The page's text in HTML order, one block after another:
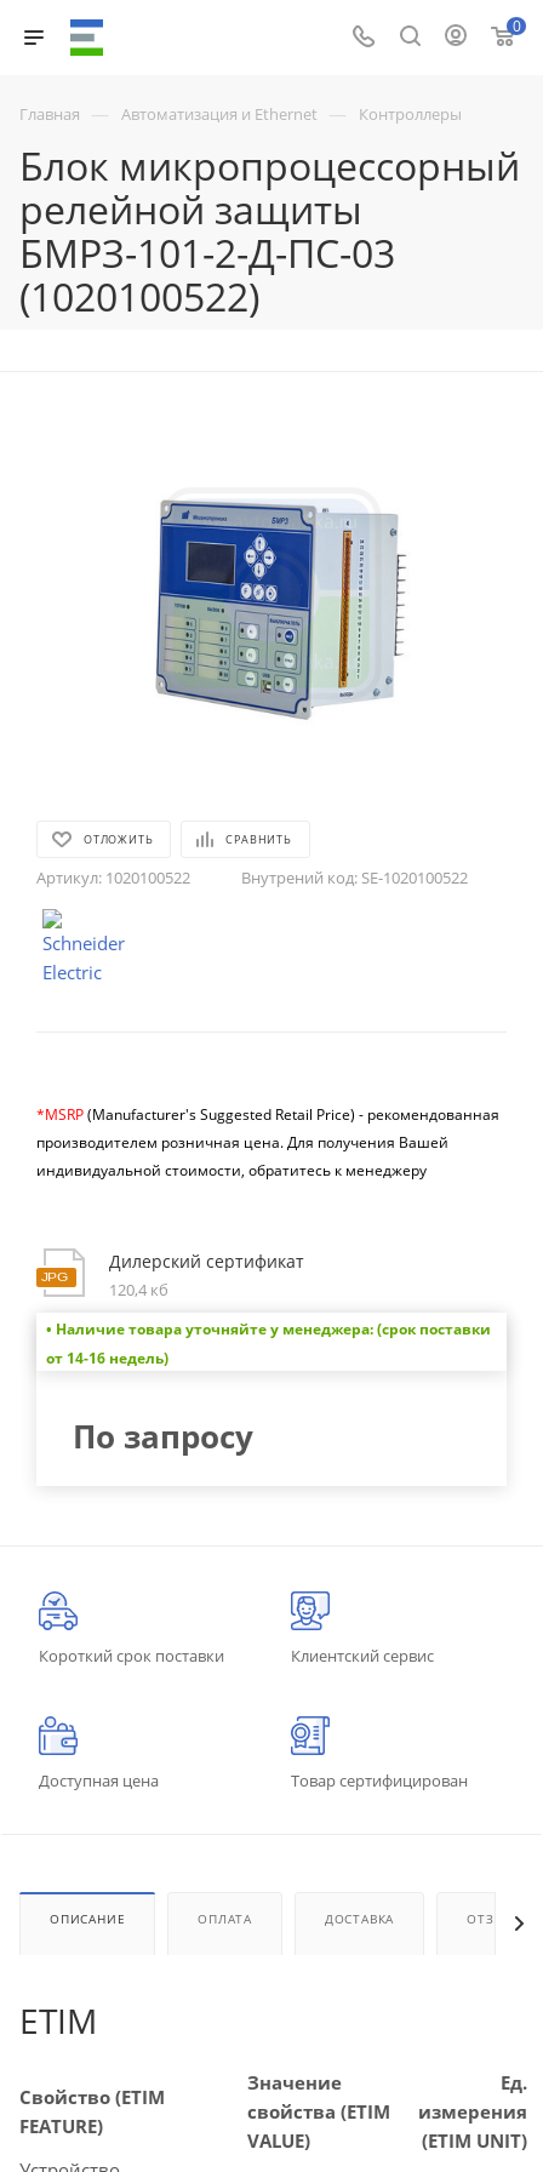
0
Главная — Автоматизация и Ethernet — Контроллеры
Блок микропроцессорный
релейной защиты
БМРЗ-101-2-Д-ПС-03
(1020100522)
ОТЛОЖИТЬ СРАВНИТЬ
Артикул: 1020100522 Внутрений код: SE-1020100522
*MSRP(Manufacturer's Suggested Retail Price) - рекомендованная
производителем розничная цена.Для получения Вашей
индивидуальной стоимости, обратитесь к менеджеру
Дилерский сертификат
120,4 кб
• Наличие товара уточняйте у менеджера: (срок поставки
от 14-16 недель)
По запросу
Короткий срок поставки Клиентский сервис
Доступная цена Товар сертифицирован
ОПИСАНИЕ ОПЛАТА ДОСТАВКА ОТЗЫВЫ
ETIM
Свойство (ETIM
FEATURE)
Значение
свойства (ETIM
VALUE)
Ед.
измерения
(ETIM UNIT)